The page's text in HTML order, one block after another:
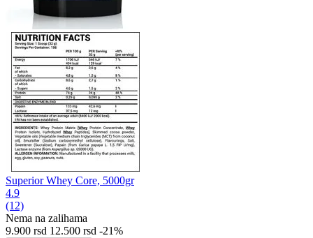
Superior Whey Core, 5000gr
4.9
(12)
Nema na zalihama
9.900 rsd 12.500 rsd -21%